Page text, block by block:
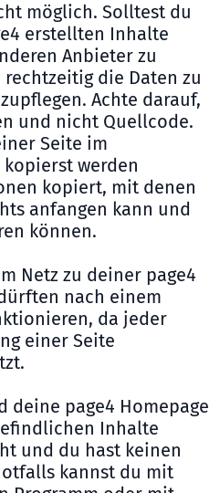
möglich. Solltest du
erstellten Inhalte
Anbieter zu
die Daten zu
Achte darauf,
und nicht Quellcode.
Seite im
kopierst werden
kopiert, mit denen
anfangen kann und
können.
Netz zu deiner page4
nach einem
da jeder
einer Seite
deine page4 Homepage
Inhalte
und du hast keinen
kannst du mit